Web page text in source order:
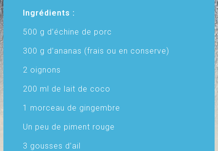
Ingrédients :
500 g d’échine de porc
300 g d’ananas (frais ou en conserve)
2 oignons
200 ml de lait de coco
1 morceau de gingembre
Un peu de piment rouge
3 gousses d’ail